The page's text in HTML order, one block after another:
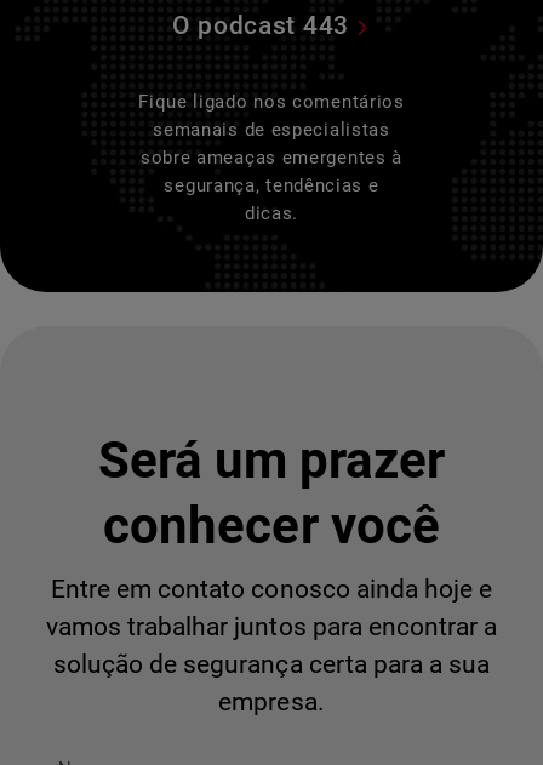
O podcast 443
Fique ligado nos comentários
semanais de especialistas
sobre ameaças emergentes à
segurança, tendências e
dicas.
Será um prazer
conhecer você
Entre em contato conosco ainda hoje e
vamos trabalhar juntos para encontrar a
solução de segurança certa para a sua
empresa.